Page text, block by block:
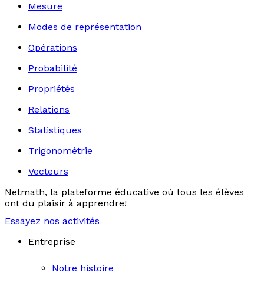
Mesure
Modes de représentation
Opérations
Probabilité
Propriétés
Relations
Statistiques
Trigonométrie
Vecteurs
Netmath, la plateforme éducative où tous les élèves
ont du plaisir à apprendre!
Essayez nos activités
Entreprise
Notre histoire